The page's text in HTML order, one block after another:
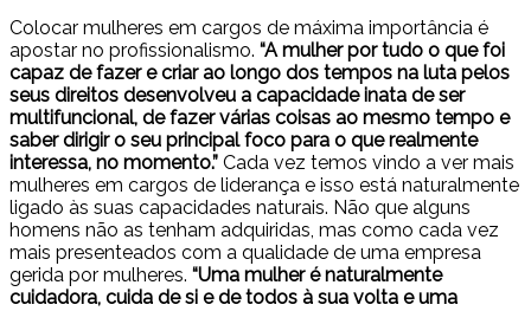
Colocar mulheres em cargos de máxima importância é
apostar no profissionalismo. “A mulher por tudo o que foi
capaz de fazer e criar ao longo dos tempos na luta pelos
seus direitos desenvolveu a capacidade inata de ser
multifuncional, de fazer várias coisas ao mesmo tempo e
saber dirigir o seu principal foco para o que realmente
interessa, no momento.” Cada vez temos vindo a ver mais
mulheres em cargos de liderança e isso está naturalmente
ligado às suas capacidades naturais. Não que alguns
homens não as tenham adquiridas, mas como cada vez
mais presenteados com a qualidade de uma empresa
gerida por mulheres. “Uma mulher é naturalmente
cuidadora, cuida de si e de todos à sua volta e uma